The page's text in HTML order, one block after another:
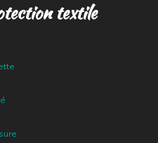
textile